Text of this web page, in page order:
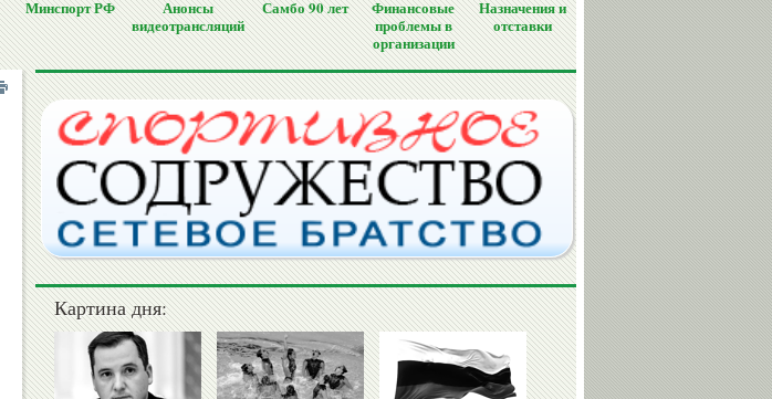
Минспорт РФ
Анонсы
видеотрансляций
Самбо 90 лет
Финансовые
проблемы в
организации
Назначения и
отставки
Картина дня: